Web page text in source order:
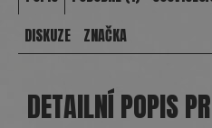
DISKUZE
ZNAČKA
DETAILNÍ POPIS